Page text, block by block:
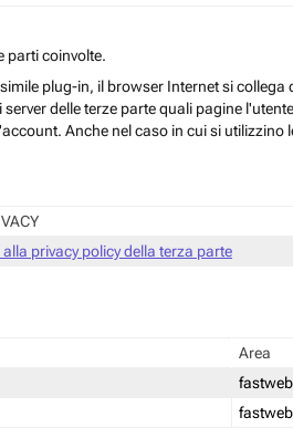
parti coinvolte.
plug-in, il browser Internet si collega
delle terze parte quali pagine
Anche nel caso in cui si utilizzino
alla privacy policy della terza parte
Area